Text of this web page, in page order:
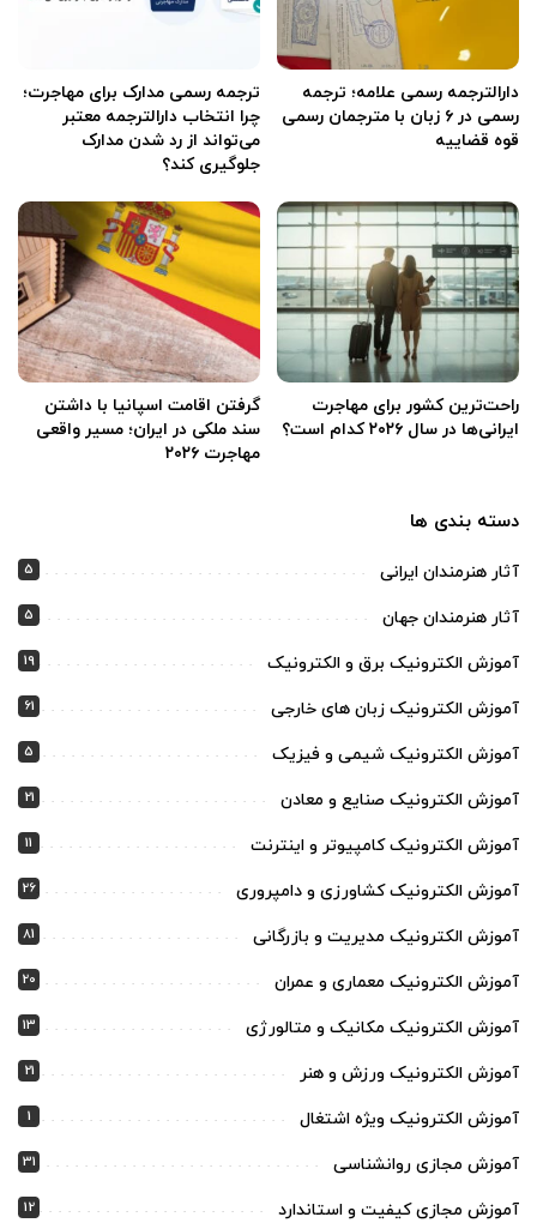
دارالترجمه رسمی علامه؛ ترجمه
رسمی در ۶ زبان با مترجمان رسمی
قوه قضاییه
ترجمه رسمی مدارک برای مهاجرت؛
چرا انتخاب دارالترجمه معتبر
می‌تواند از رد شدن مدارک
جلوگیری کند؟
راحت‌ترین کشور برای مهاجرت
ایرانی‌ها در سال ۲۰۲۶ کدام است؟
گرفتن اقامت اسپانیا با داشتن
سند ملکی در ایران؛ مسیر واقعی
مهاجرت ۲۰۲۶
دسته بندی ها
آثار هنرمندان ایرانی 5
آثار هنرمندان جهان 5
آموزش الکترونیک برق و الکترونیک 19
آموزش الکترونیک زبان های خارجی 61
آموزش الکترونیک شیمی و فیزیک 5
آموزش الکترونیک صنایع و معادن 21
آموزش الکترونیک کامپیوتر و اینترنت 11
آموزش الکترونیک کشاورزی و دامپروری 26
آموزش الکترونیک مدیریت و بازرگانی 81
آموزش الکترونیک معماری و عمران 20
آموزش الکترونیک مکانیک و متالورژی 13
آموزش الکترونیک ورزش و هنر 21
آموزش الکترونیک ویژه اشتغال 1
آموزش مجازی روانشناسی 31
آموزش مجازی کیفیت و استاندارد 12